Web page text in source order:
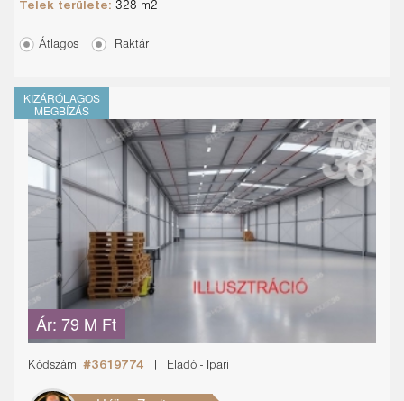
Telek területe: 328 m2
Átlagos Raktár
KIZÁRÓLAGOS
MEGBÍZÁS
Ár: 79 M Ft
Kódszám: #3619774 Eladó - Ipari